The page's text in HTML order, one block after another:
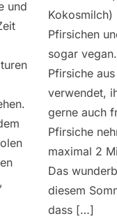
und
Kokosmilch)
Pfirsichen
sogar
Pfirsiche
verwendet,
gerne auch
Pfirsiche
maximal 2
Das
diesem
dass […]